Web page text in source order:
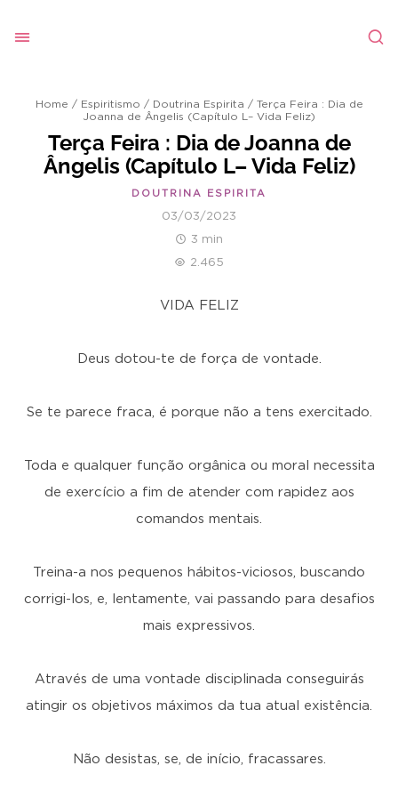
Home / Espiritismo / Doutrina Espirita / Terça Feira : Dia de
Joanna de Ângelis (Capítulo L– Vida Feliz)
Terça Feira : Dia de Joanna de
Ângelis (Capítulo L– Vida Feliz)
DOUTRINA ESPIRITA
03/03/2023
3 min
2.465
VIDA FELIZ
Deus dotou-te de força de vontade.
Se te parece fraca, é porque não a tens exercitado.
Toda e qualquer função orgânica ou moral necessita
de exercício a fim de atender com rapidez aos
comandos mentais.
Treina-a nos pequenos hábitos-viciosos, buscando
corrigi-los, e, lentamente, vai passando para desafios
mais expressivos.
Através de uma vontade disciplinada conseguirás
atingir os objetivos máximos da tua atual existência.
Não desistas, se, de início, fracassares.